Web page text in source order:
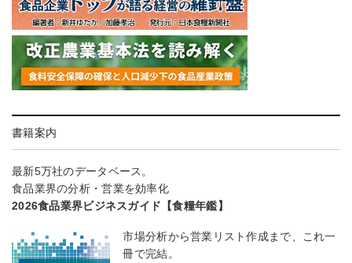
書籍案内
最新5万社のデータベース。
食品業界の分析・営業を効率化
2026食品業界ビジネスガイド【食糧年鑑】
市場分析から営業リスト作成まで、これ一
冊で完結。